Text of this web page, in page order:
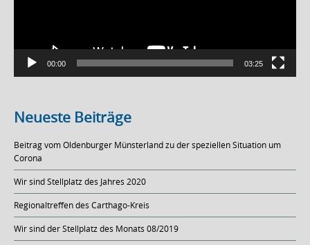
00:00 03:25
Neueste Beiträge
Beitrag vom Oldenburger Münsterland zu der speziellen Situation um
Corona
Wir sind Stellplatz des Jahres 2020
Regionaltreffen des Carthago-Kreis
Wir sind der Stellplatz des Monats 08/2019